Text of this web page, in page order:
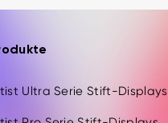
Ultra Serie Stift-Displays